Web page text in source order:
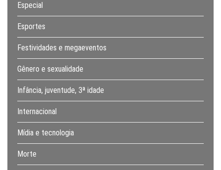
Especial
Esportes
Festividades e megaeventos
Gênero e sexualidade
Infância, juventude, 3ª idade
Internacional
Mídia e tecnologia
Morte